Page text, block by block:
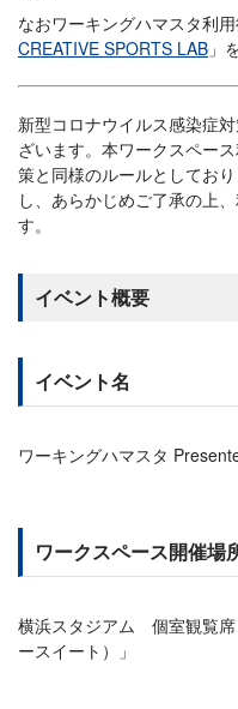
なおワーキングハマスタ利
CREATIVE SPORTS LAB 」
新型コロナウイルス感染症
ざいます。本ワークスペー
策と同様のルールとしており
し、あらかじめご了承の上
す。
イベント概要
イベント名
ワーキングハマスタ
ワークスペース開催場
横浜スタジアム 個室観覧席
ースイート）」